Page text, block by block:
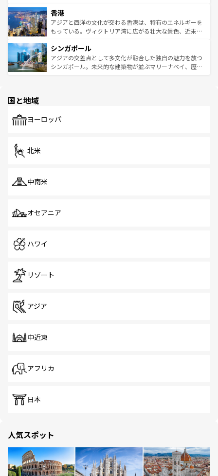
とつ。フォーやバインミー、ベトナムコーヒーなどは、ぜ
ひ現地で味わいたい。どの地域を訪れてもあたたかい人々
が旅行者を迎えてくれるので、きっと忘れられない旅にな
参照してほしい。
の活気が交差している。北部ではチェンマイなどの山岳地
帯で自然と触れ合い、南部ではプーケットやクラビの美し
いビーチでリゾート気分を楽しむことができる。タイ料理
激する。気候は一年中温暖で、どの季節にも異なる楽しみ
が待っている。親しみやすいタイの人々、仏教を中心とし
た文化、そして多様な観光資源が、訪れる旅人を魅了し続
香港
アジアと西洋の文化が交わる香港は、特有のエネルギーを
もっている。ヴィクトリア湾に広がる壮大な景色、近未来
み、どこを訪れても感動するはず。観光スポットが密集し
ており、効率よく見どころを回れるのも魅力。息をのむよ
うな絶景から文化的な体験まで、香港を存分に楽しみ尽く
シンガポール
アジアの交差点として多文化が融合した独自の魅力を放つ
シンガポール。未来的な建築物が並ぶマリーナベイ、歴史
で、ホーカーズは地元の風情を楽しめる外せないスポット
国と地域
ヨーロッパ
北米
中南米
オセアニア
ハワイ
リゾート
アジア
中近東
アフリカ
日本
人気スポット